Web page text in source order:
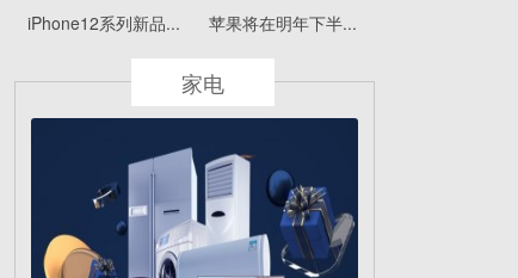
iPhone12系列新品... 苹果将在明年下半...
家电